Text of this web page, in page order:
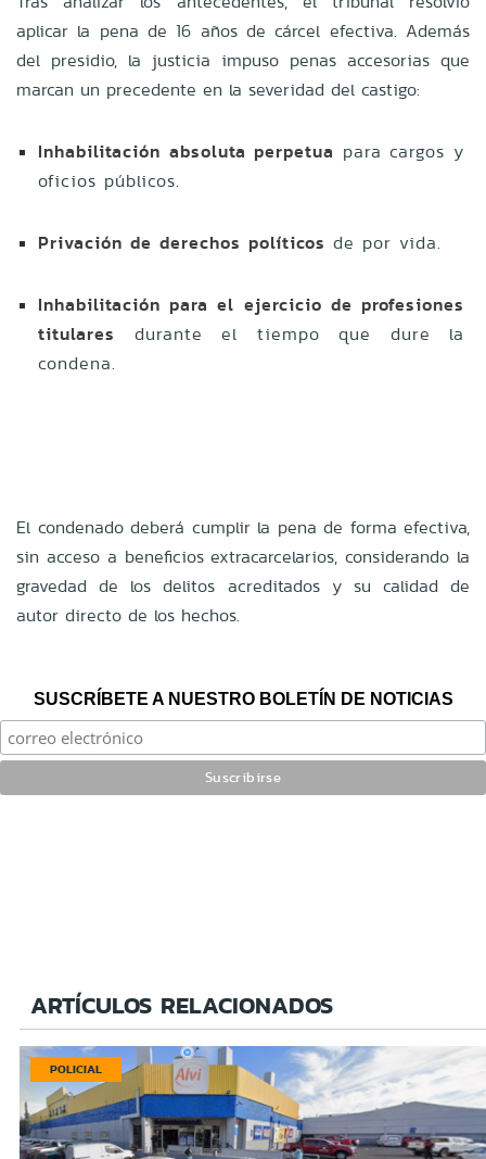
aplicar la pena de 16 años de cárcel efectiva. Además
del presidio, la justicia impuso penas accesorias que
marcan un precedente en la severidad del castigo:
Inhabilitación absoluta perpetua para cargos y
oficios públicos.
Privación de derechos políticos de por vida.
Inhabilitación para el ejercicio de profesiones
titulares durante el tiempo que dure la
condena.
El condenado deberá cumplir la pena de forma efectiva,
sin acceso a beneficios extracarcelarios, considerando la
gravedad de los delitos acreditados y su calidad de
autor directo de los hechos.
SUSCRÍBETE A NUESTRO BOLETÍN DE NOTICIAS
ARTÍCULOS RELACIONADOS
POLICIAL